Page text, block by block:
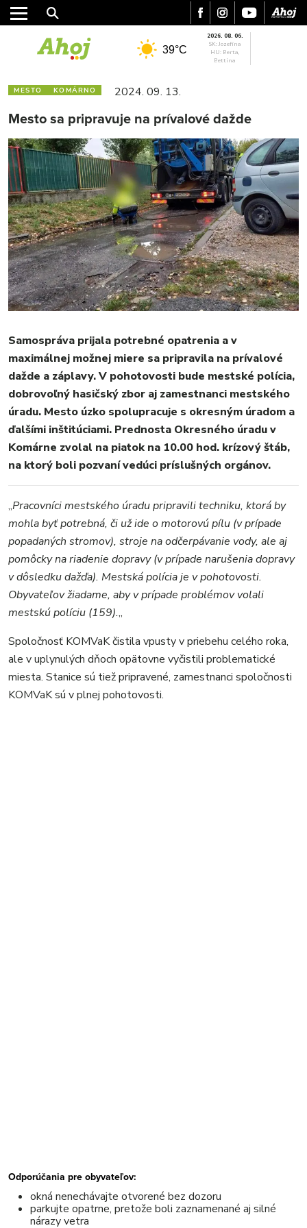
REGIÓN
ŠPORT
KULTÚRA
FOTKY
VIDEO
MIX
39°C
2026. 08. 06.
SK: Jozefína
HU: Berta,
Bettina
MESTO KOMÁRNO 2024. 09. 13.
Mesto sa pripravuje na prívalové dažde
Samospráva prijala potrebné opatrenia a v
maximálnej možnej miere sa pripravila na prívalové
dažde a záplavy. V pohotovosti bude mestské polícia,
dobrovoľný hasičský zbor aj zamestnanci mestského
úradu. Mesto úzko spolupracuje s okresným úradom a
ďalšími inštitúciami. Prednosta Okresného úradu v
Komárne zvolal na piatok na 10.00 hod. krízový štáb,
na ktorý boli pozvaní vedúci príslušných orgánov.
„Pracovníci mestského úradu pripravili techniku, ktorá by
mohla byť potrebná, či už ide o motorovú pílu (v prípade
popadaných stromov), stroje na odčerpávanie vody, ale aj
pomôcky na riadenie dopravy (v prípade narušenia dopravy
v dôsledku dažďa). Mestská polícia je v pohotovosti.
Obyvateľov žiadame, aby v prípade problémov volali
mestskú políciu (159).„
Spoločnosť KOMVaK čistila vpusty v priebehu celého roka,
ale v uplynulých dňoch opätovne vyčistili problematické
miesta. Stanice sú tiež pripravené, zamestnanci spoločnosti
KOMVaK sú v plnej pohotovosti.
Odporúčania pre obyvateľov:
okná nenechávajte otvorené bez dozoru
parkujte opatrne, pretože boli zaznamenané aj silné
nárazy vetra